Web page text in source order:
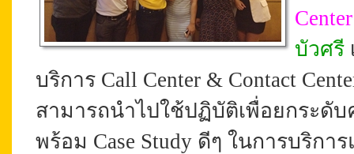
บัวศรี
บริการ Call Center & Contact
สามารถนำไปใช้ปฏิบัติเพื่อยกระดั
พร้อม Case Study ดีๆ ในการบริก